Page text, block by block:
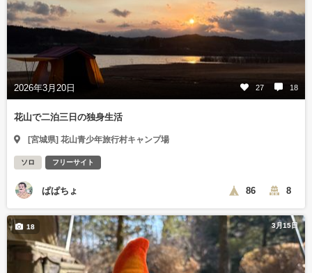
2026年3月20日 27 18
花山で二泊三日の独身生活
[宮城県] 花山青少年旅行村キャンプ場
ソロ フリーサイト
ぱぱちょ 86 8
3月15日
18